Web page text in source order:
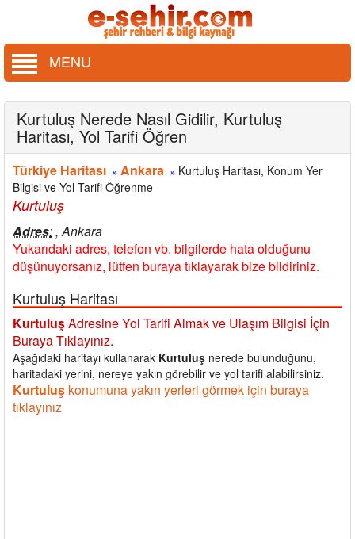
MENU
Kurtuluş Nerede Nasıl Gidilir, Kurtuluş
Haritası, Yol Tarifi Öğren
Türkiye Haritası » Ankara » Kurtuluş Haritası, Konum Yer
Bilgisi ve Yol Tarifi Öğrenme
Kurtuluş
Adres:, Ankara
Yukarıdaki adres, telefon vb. bilgilerde hata olduğunu
düşünuyorsanız, lütfen buraya tıklayarak bize bildiriniz.
Kurtuluş Haritası
KurtuluşAdresine Yol Tarifi Almak ve Ulaşım Bilgisi İçin
Buraya Tıklayınız.
Aşağıdaki haritayı kullanarak Kurtuluş nerede bulunduğunu,
haritadaki yerini, nereye yakın görebilir ve yol tarifi alabilirsiniz.
Kurtuluş konumuna yakın yerleri görmek için buraya
tıklayınız